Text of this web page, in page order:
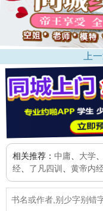
上
相关推荐： 中庸 大学
经
了凡四训 黄帝内